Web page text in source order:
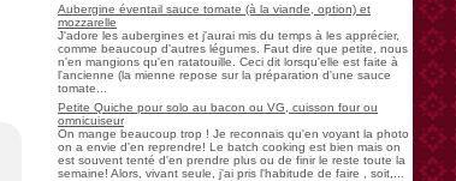
Aubergine éventail sauce tomate (à la viande, option) et
mozzarelle
J'adore les aubergines et j'aurai mis du temps à les apprécier,
comme beaucoup d'autres légumes. Faut dire que petite, nous
n'en mangions qu'en ratatouille. Ceci dit lorsqu'elle est faite à
l'ancienne (la mienne repose sur la préparation d'une sauce
tomate...
Petite Quiche pour solo au bacon ou VG, cuisson four ou
omnicuiseur
On mange beaucoup trop ! Je reconnais qu'en voyant la photo
on a envie d'en reprendre! Le batch cooking est bien mais on
est souvent tenté d'en prendre plus ou de finir le reste toute la
semaine! Alors, vivant seule, j'ai pris l'habitude de faire , soit,...